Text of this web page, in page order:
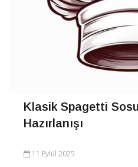
Klasik Spagetti
Hazırlanışı
11 Eylül 2025